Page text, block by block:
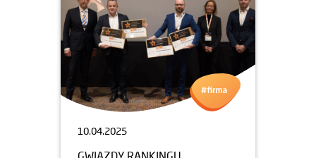
10.04.2025